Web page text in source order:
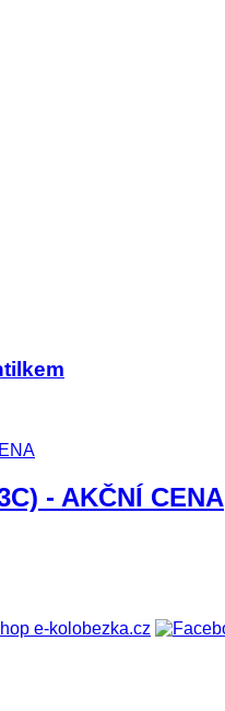
- AKČNÍ CENA